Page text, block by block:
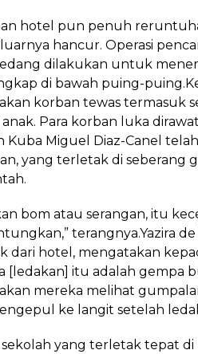
hotel pun penuh
hancur. Operasi
dilakukan untuk
di bawah puing-
korban tewas termasuk
anak. Para korban luka
Kuba Miguel Diaz-Canel
yang terletak di seberang
bom atau serangan, itu
terangnya.Yazira de
dari hotel, mengatakan
[ledakan] itu adalah gempa
mereka melihat
ke langit setelah
yang terletak tepat